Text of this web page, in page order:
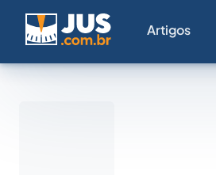
Artigos